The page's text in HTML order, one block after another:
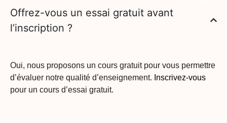
Offrez-vous un essai gratuit avant
l’inscription ?
Oui, nous proposons un cours gratuit pour vous permettre
d’évaluer notre qualité d’enseignement. Inscrivez-vous
pour un cours d’essai gratuit.